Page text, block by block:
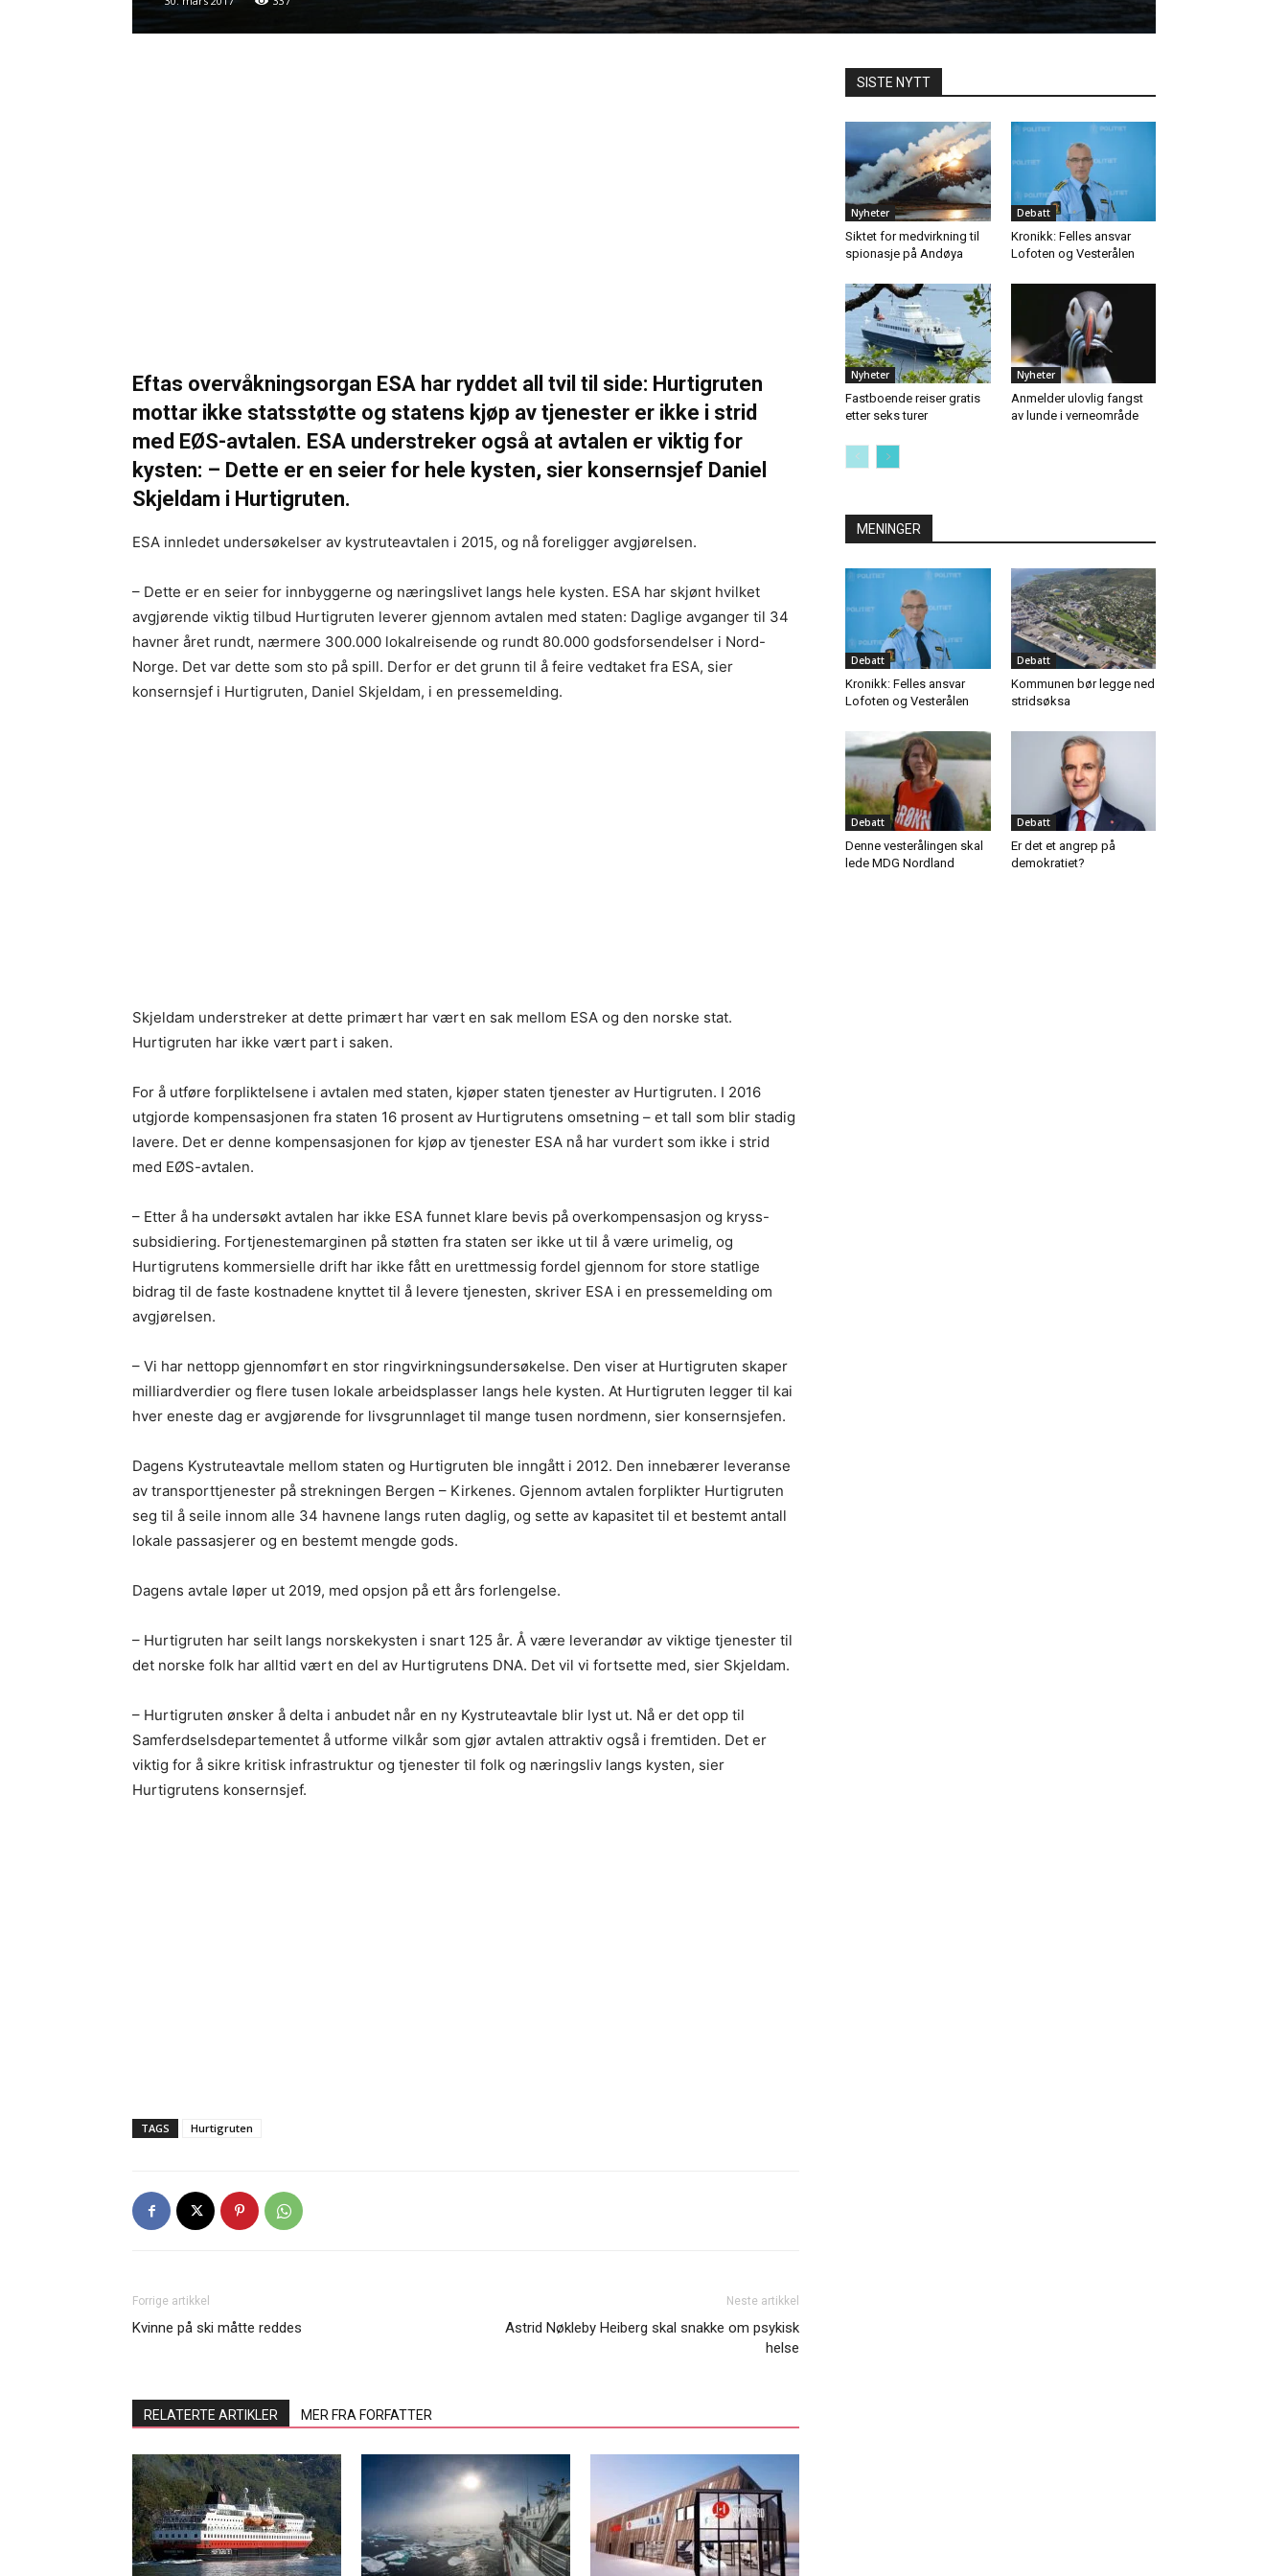
Eftas overvåkningsorgan ESA har ryddet all tvil til side: Hurtigruten
mottar ikke statsstøtte og statens kjøp av tjenester er ikke i strid
med EØS-avtalen. ESA understreker også at avtalen er viktig for
kysten: – Dette er en seier for hele kysten, sier konsernsjef Daniel
Skjeldam i Hurtigruten.
ESA innledet undersøkelser av kystruteavtalen i 2015, og nå foreligger avgjørelsen.
– Dette er en seier for innbyggerne og næringslivet langs hele kysten. ESA har skjønt hvilket
avgjørende viktig tilbud Hurtigruten leverer gjennom avtalen med staten: Daglige avganger til 34
havner året rundt, nærmere 300.000 lokalreisende og rundt 80.000 godsforsendelser i Nord-
Norge. Det var dette som sto på spill. Derfor er det grunn til å feire vedtaket fra ESA, sier
konsernsjef i Hurtigruten, Daniel Skjeldam, i en pressemelding.
Skjeldam understreker at dette primært har vært en sak mellom ESA og den norske stat.
Hurtigruten har ikke vært part i saken.
For å utføre forpliktelsene i avtalen med staten, kjøper staten tjenester av Hurtigruten. I 2016
utgjorde kompensasjonen fra staten 16 prosent av Hurtigrutens omsetning – et tall som blir stadig
lavere. Det er denne kompensasjonen for kjøp av tjenester ESA nå har vurdert som ikke i strid
med EØS-avtalen.
– Etter å ha undersøkt avtalen har ikke ESA funnet klare bevis på overkompensasjon og kryss-
subsidiering. Fortjenestemarginen på støtten fra staten ser ikke ut til å være urimelig, og
Hurtigrutens kommersielle drift har ikke fått en urettmessig fordel gjennom for store statlige
bidrag til de faste kostnadene knyttet til å levere tjenesten, skriver ESA i en pressemelding om
avgjørelsen.
– Vi har nettopp gjennomført en stor ringvirkningsundersøkelse. Den viser at Hurtigruten skaper
milliardverdier og flere tusen lokale arbeidsplasser langs hele kysten. At Hurtigruten legger til kai
hver eneste dag er avgjørende for livsgrunnlaget til mange tusen nordmenn, sier konsernsjefen.
Dagens Kystruteavtale mellom staten og Hurtigruten ble inngått i 2012. Den innebærer leveranse
av transporttjenester på strekningen Bergen – Kirkenes. Gjennom avtalen forplikter Hurtigruten
seg til å seile innom alle 34 havnene langs ruten daglig, og sette av kapasitet til et bestemt antall
lokale passasjerer og en bestemt mengde gods.
Dagens avtale løper ut 2019, med opsjon på ett års forlengelse.
– Hurtigruten har seilt langs norskekysten i snart 125 år. Å være leverandør av viktige tjenester til
det norske folk har alltid vært en del av Hurtigrutens DNA. Det vil vi fortsette med, sier Skjeldam.
– Hurtigruten ønsker å delta i anbudet når en ny Kystruteavtale blir lyst ut. Nå er det opp til
Samferdselsdepartementet å utforme vilkår som gjør avtalen attraktiv også i fremtiden. Det er
viktig for å sikre kritisk infrastruktur og tjenester til folk og næringsliv langs kysten, sier
Hurtigrutens konsernsjef.
TAGS Hurtigruten
Forrige artikkel
Kvinne på ski måtte reddes
Neste artikkel
Astrid Nøkleby Heiberg skal snakke om psykisk
helse
RELATERTE ARTIKLER MER FRA FORFATTER
SISTE NYTT
Nyheter
Siktet for medvirkning til
spionasje på Andøya
Debatt
Kronikk: Felles ansvar
Lofoten og Vesterålen
Nyheter
Fastboende reiser gratis
etter seks turer
Nyheter
Anmelder ulovlig fangst
av lunde i verneområde
MENINGER
Debatt
Kronikk: Felles ansvar
Lofoten og Vesterålen
Debatt
Kommunen bør legge ned
stridsøksa
Debatt
Denne vesterålingen skal
lede MDG Nordland
Debatt
Er det et angrep på
demokratiet?